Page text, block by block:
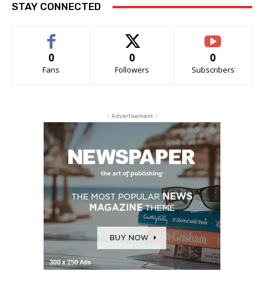
STAY CONNECTED
0
Fans
0
Followers
0
Subscribers
- Advertisement -